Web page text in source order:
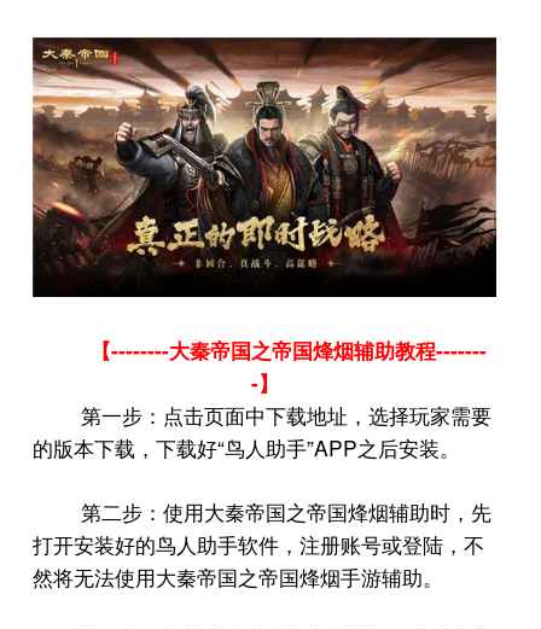
【--------大秦帝国之帝国烽烟辅助教程-------
-】
第一步：点击页面中下载地址，选择玩家需要
的版本下载，下载好“鸟人助手”APP之后安装。
第二步：使用大秦帝国之帝国烽烟辅助时，先
打开安装好的鸟人助手软件，注册账号或登陆，不
然将无法使用大秦帝国之帝国烽烟手游辅助。